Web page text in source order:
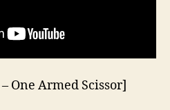
– One Armed Scissor]